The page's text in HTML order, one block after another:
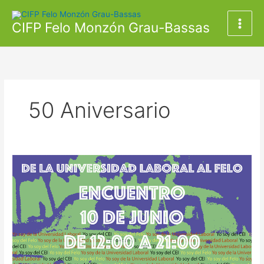
contenido
CIFP Felo Monzón Grau-Bassas
50 Aniversario
la
Laboral
al
Felo.
Encuentro
por
el